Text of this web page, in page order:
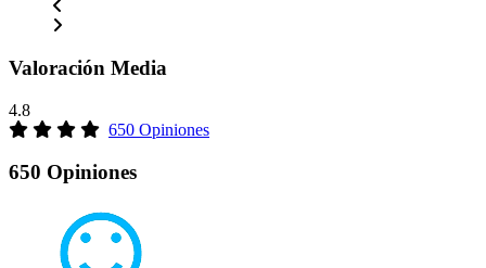
Valoración Media
4.8
650 Opiniones
650 Opiniones